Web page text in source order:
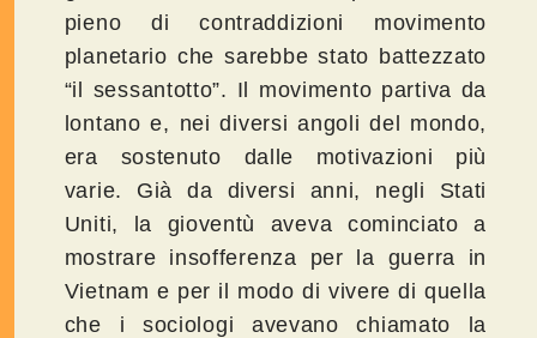
pieno di contraddizioni movimento
planetario che sarebbe stato battezzato
“il sessantotto”. Il movimento partiva da
lontano e, nei diversi angoli del mondo,
era sostenuto dalle motivazioni più
varie. Già da diversi anni, negli Stati
Uniti, la gioventù aveva cominciato a
mostrare insofferenza per la guerra in
Vietnam e per il modo di vivere di quella
che i sociologi avevano chiamato la